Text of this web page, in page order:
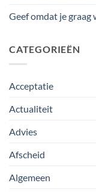
Geef omdat je
CATEGORIEËN
Acceptatie
Actualiteit
Advies
Afscheid
Algemeen